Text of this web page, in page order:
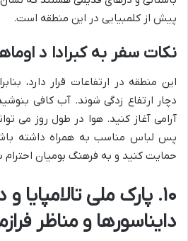
پیش از کلمبیایی در این منطقه است.
نکات سفر به کبرادا د
این منطقه در ارتفاعات قرار دارد،
دچار ارتفاع زدگی شوند. آب کافی
آرامی آغاز کنید. هوا در طول روز می
پس لباس مناسب به همراه داشته
حمایت کنید و به فرهنگ بومیان احترام
۱۰. پارک ملی
دایناسورها و مناظر